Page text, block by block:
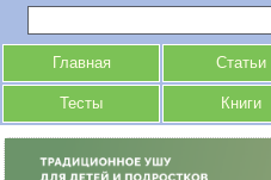
Главная Статьи
Тесты Книги